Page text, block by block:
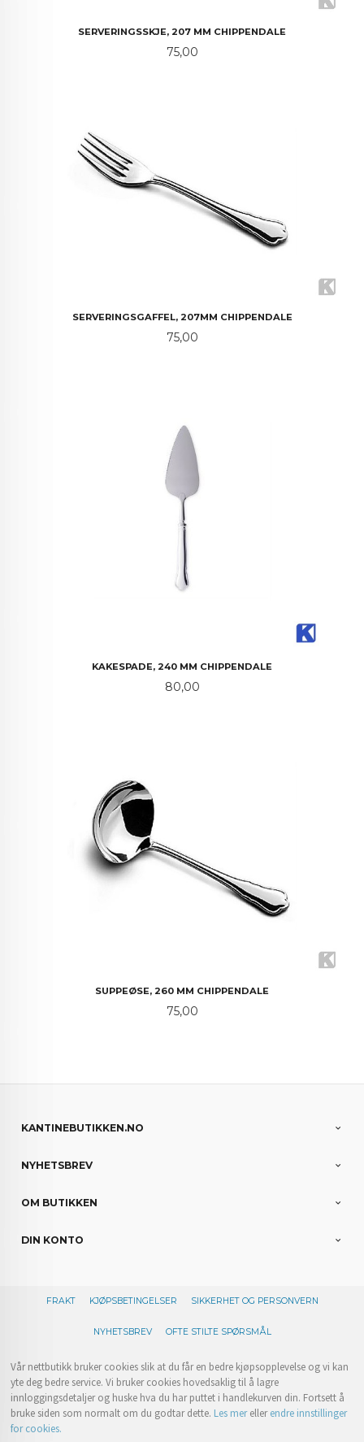
SERVERINGSSKJE, 207 MM CHIPPENDALE
Pris
75,00
SERVERINGSGAFFEL, 207MM CHIPPENDALE
Pris
75,00
KAKESPADE, 240 MM CHIPPENDALE
Pris
80,00
SUPPEØSE, 260 MM CHIPPENDALE
Pris
75,00
KANTINEBUTIKKEN.NO
NYHETSBREV
OM BUTIKKEN
DIN KONTO
FRAKT KJØPSBETINGELSER SIKKERHET OG PERSONVERN
NYHETSBREV OFTE STILTE SPØRSMÅL
Vår nettbutikk bruker cookies slik at du får en bedre kjøpsopplevelse og vi kan
yte deg bedre service. Vi bruker cookies hovedsaklig til å lagre
innloggingsdetaljer og huske hva du har puttet i handlekurven din. Fortsett å
bruke siden som normalt om du godtar dette. Les merellerendre innstillinger
for cookies.